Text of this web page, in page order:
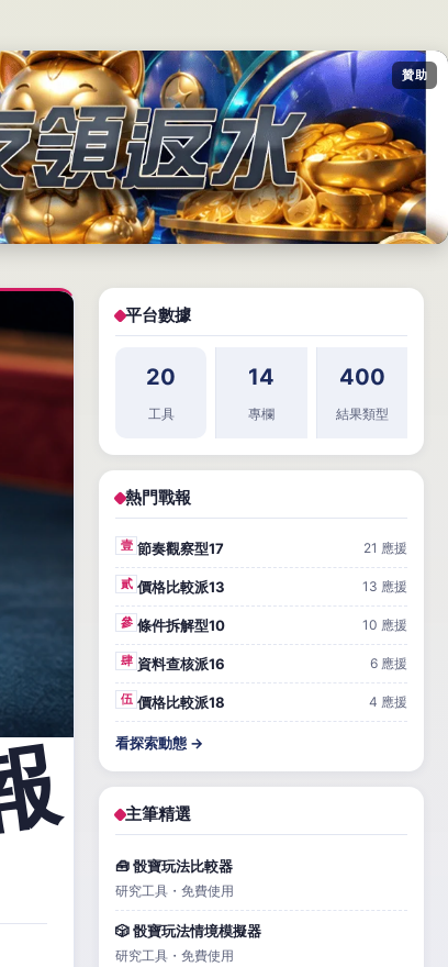
贊助
平台數據
20
工具
14
專欄
400
結果類型
熱門戰報
壹 節奏觀察型17 21 應援
貳 價格比較派13 13 應援
參 條件拆解型10 10 應援
肆 資料查核派16 6 應援
伍 價格比較派18 4 應援
看探索動態 →
主筆精選
🧰 骰寶玩法比較器
研究工具・免費使用
🎲 骰寶玩法情境模擬器
研究工具・免費使用